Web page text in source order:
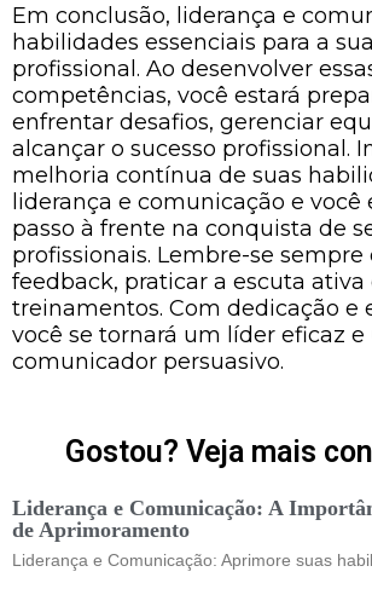
Em conclusão, liderança e
habilidades essenciais para a
profissional. Ao desenvolver
competências, você estará
enfrentar desafios, gerenciar
alcançar o sucesso profissional.
melhoria contínua de suas
liderança e comunicação e você
passo à frente na conquista de
profissionais. Lembre-se sempre
feedback, praticar a escuta ativa
treinamentos. Com dedicação e
você se tornará um líder eficaz e
comunicador persuasivo.
Gostou? Veja mais
Liderança e Comunicação: A
de Aprimoramento
Liderança e Comunicação: Aprimore suas